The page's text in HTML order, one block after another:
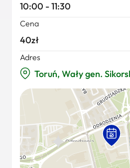
10:00 - 11:30
Cena
40zł
Adres
Toruń, Wały gen.